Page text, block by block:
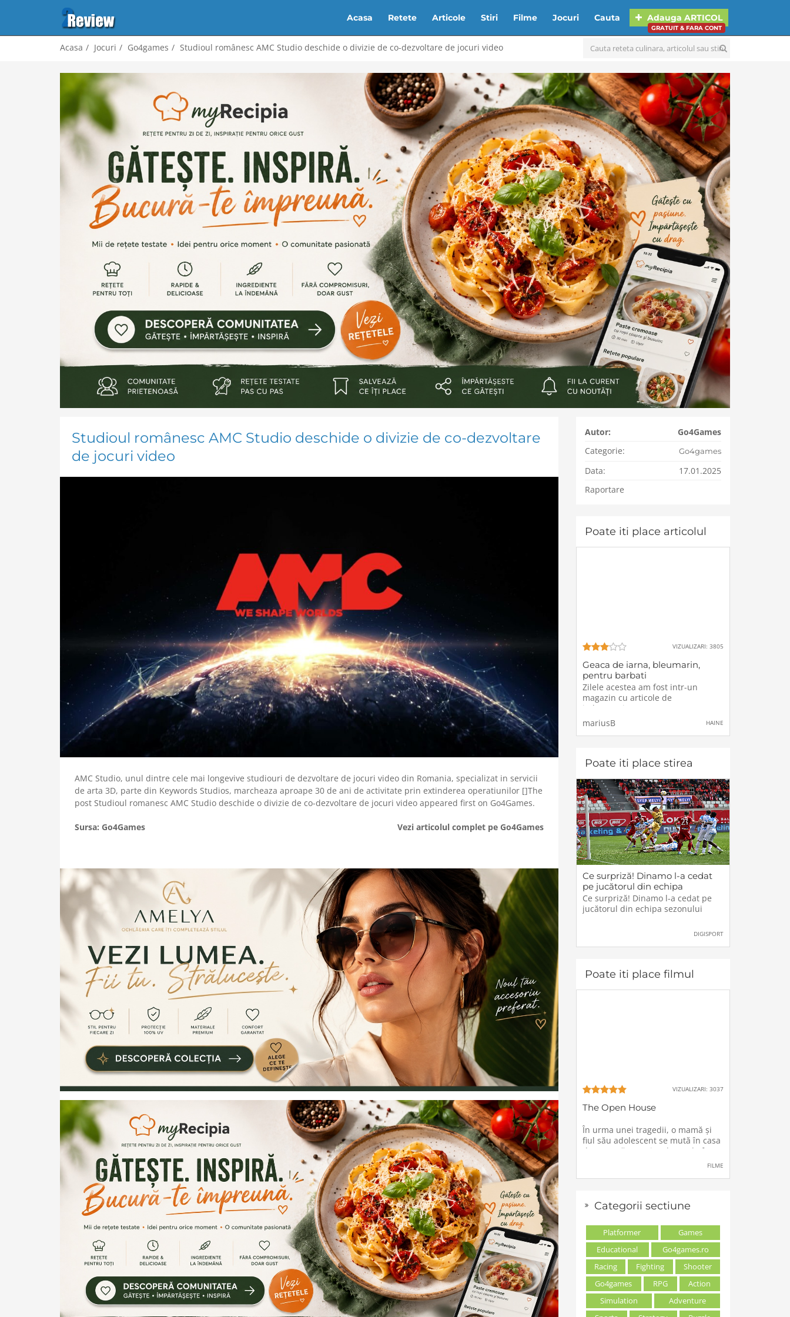
Acasa Retete Articole Stiri Filme Jocuri Cauta Adauga ARTICOL
GRATUIT & FARA CONT
Acasa Jocuri Go4games Studioul românesc AMC Studio deschide o divizie de co-dezvoltare de jocuri video
Studioul românesc AMC Studio deschide o divizie de co-dezvoltare
de jocuri video
AMC Studio, unul dintre cele mai longevive studiouri de dezvoltare de jocuri video din Romania, specializat in servicii
de arta 3D, parte din Keywords Studios, marcheaza aproape 30 de ani de activitate prin extinderea operatiunilor []The
post Studioul romanesc AMC Studio deschide o divizie de co-dezvoltare de jocuri video appeared first on Go4Games.
Sursa: Go4Games Vezi articolul complet pe Go4Games
Autor:
Go4Games
Categorie:
Go4games
Data:
17.01.2025
Raportare
Poate iti place articolul
VIZUALIZARI: 3805
Geaca de iarna, bleumarin,
pentru barbati
Zilele acestea am fost intr-un
magazin cu articole de
imbracaminte pentru a cumpara o
geaca de iarna, deoarece simt ca
cu cea pe care o am imi e putin
frig, tinand cont ca nu prea este
in luna aceasta
mariusB HAINE
Poate iti place stirea
Ce surpriză! Dinamo l-a cedat
pe jucătorul din echipa
sezonului
Ce surpriză! Dinamo l-a cedat pe
jucătorul din echipa sezonului
DIGISPORT
Poate iti place filmul
VIZUALIZARI: 3037
The Open House
În urma unei tragedii, o mamă şi
fiul său adolescent se mută în casa
de vacanţă a unei rude, unde forţe
FILME
Categorii sectiune
Platformer
Games
Educational
Go4games.ro
Racing
Fighting
Shooter
Go4games
RPG
Action
Simulation
Adventure